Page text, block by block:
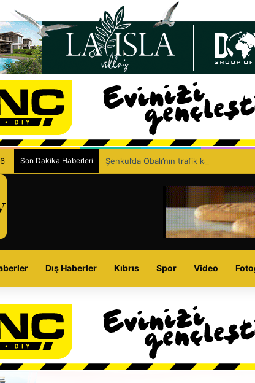
Son Dakika Haberleri Şenkul’da Obalı’nın trafik kazasında
Dış Haberler Kıbrıs Spor Video